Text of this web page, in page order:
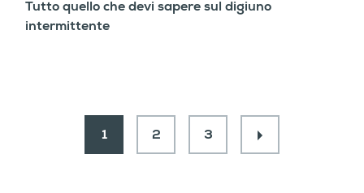
Tutto quello che devi sapere sul digiuno
intermittente
1 2 3